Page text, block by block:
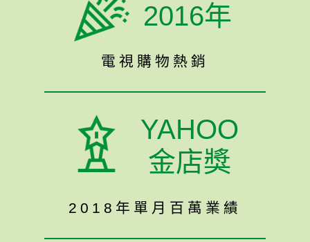
2016年
電視購物熱銷
YAHOO
金店獎
2018年單月百萬業績